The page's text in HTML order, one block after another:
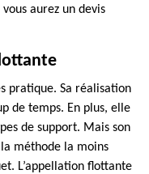
vous aurez un devis
pratique. Sa réalisation
de temps. En plus, elle
de support. Mais son
méthode la moins
L’appellation flottante